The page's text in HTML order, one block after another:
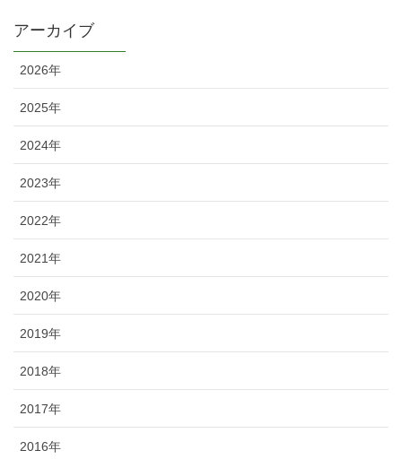
アーカイブ
2026年
2025年
2024年
2023年
2022年
2021年
2020年
2019年
2018年
2017年
2016年